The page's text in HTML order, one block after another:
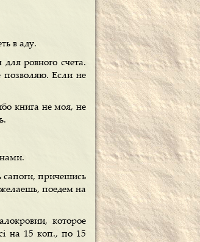
в аду.
ровного счета.
позволяю. Если не
книга не моя, не
сапоги, причешись
поедем на
которое
на 15 коп., по 15